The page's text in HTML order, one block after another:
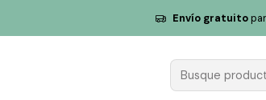
Envío gratuito
Soleado Sunny Rosé